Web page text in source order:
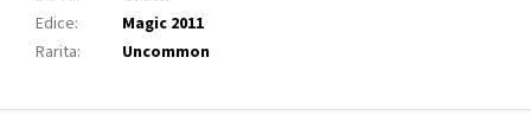
Edice:
Magic 2011
Rarita: Uncommon